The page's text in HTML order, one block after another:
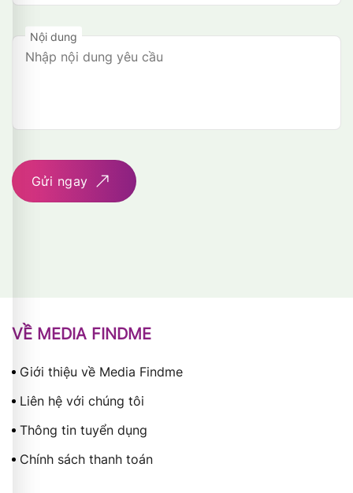
Nội dung
Gửi ngay
VỀ MEDIA FINDME
Giới thiệu về Media Findme
Liên hệ với chúng tôi
Thông tin tuyển dụng
Chính sách thanh toán